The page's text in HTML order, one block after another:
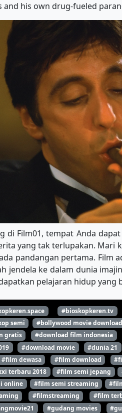
his own drug-fueled
di Film01, tempat Anda
yang tak terlupakan.
pandangan pertama.
jendela ke dalam dunia
pelajaran hidup yang
#bioskopkeren.tv
semi #bollywood movie download
gratis #download film indonesia
#download movie #dunia 21
#film dewasa #film download
terbaru 2018 #film semi jepang
online #film semi streaming
#filmstreaming #film
#gudang movies